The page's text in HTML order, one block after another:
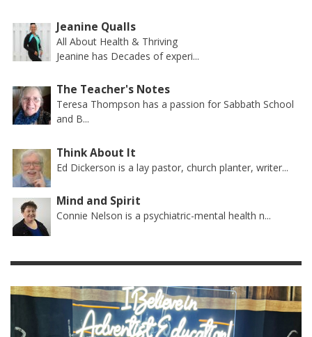
Jeanine Qualls
All About Health & Thriving
Jeanine has Decades of experi...
The Teacher's Notes
Teresa Thompson has a passion for Sabbath School
and B...
Think About It
Ed Dickerson is a lay pastor, church planter, writer...
Mind and Spirit
Connie Nelson is a psychiatric-mental health n...